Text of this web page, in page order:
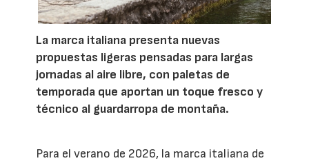
La marca italiana presenta nuevas
propuestas ligeras pensadas para largas
jornadas al aire libre, con paletas de
temporada que aportan un toque fresco y
técnico al guardarropa de montaña.
Para el verano de 2026, la marca italiana de